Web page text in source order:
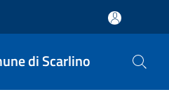
di Scarlino